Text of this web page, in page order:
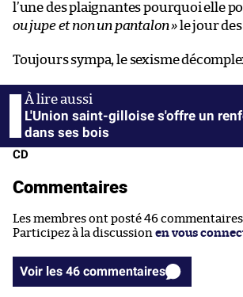
l’une des plaignantes pourquoi elle
ou jupe et non un pantalon »le jour
Toujours sympa, le sexisme
L'Union saint-gilloise s'offre un
dans ses bois
CD
Commentaires
Les membres ont posté 46
Participez à la discussion en vous
Voir les 46 commentaires